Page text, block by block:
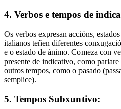
4. Verbos e tempos de
Os verbos expresan accións,
italianos teñen diferentes
e o estado de ánimo. Comeza con
presente de indicativo, como
outros tempos, como o pasado
semplice).
5. Tempos Subxuntivo: